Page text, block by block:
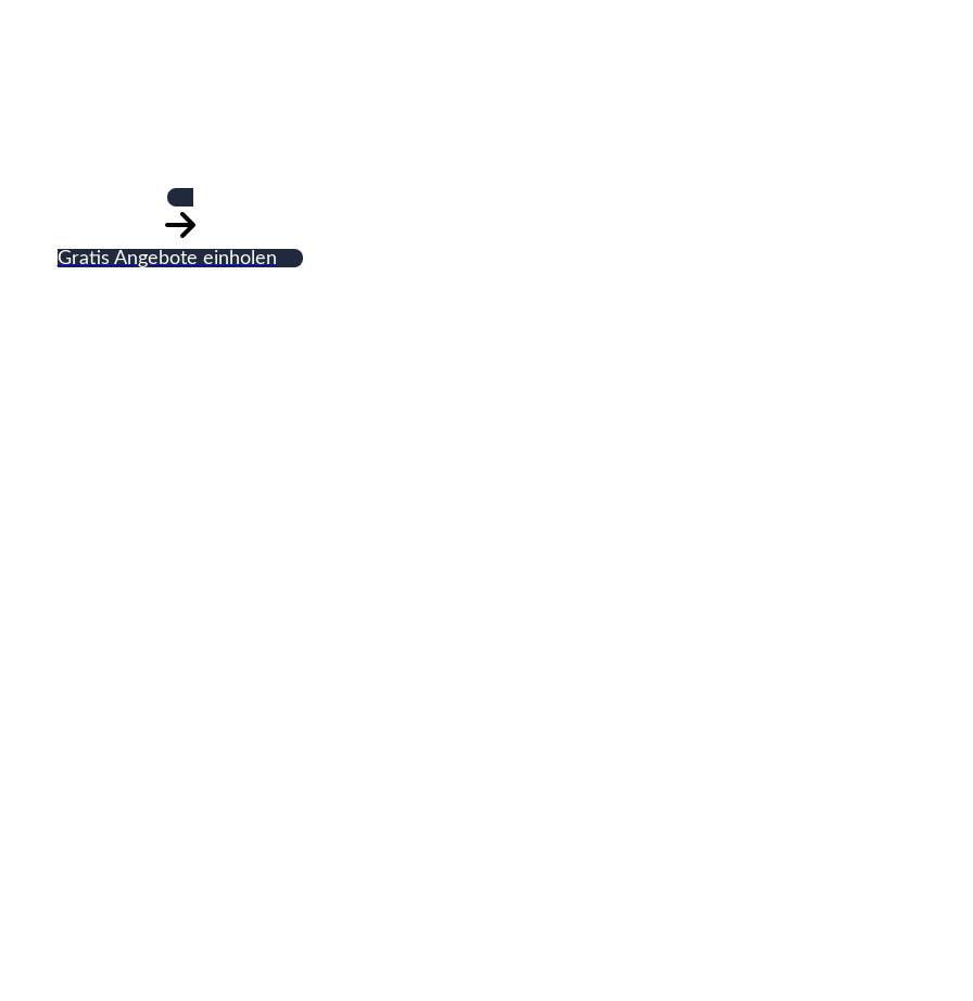
Gratis Angebote einholen